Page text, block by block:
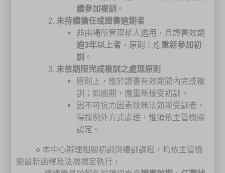
續參加複訓
。
未持續擔任或證書逾期者
非由場所管理權人遴用，且證書效期
逾3年以上者 ，原則上應重新參加初
訓
。
未依期限完成複訓之處理原則
原則上，應於證書有效期間內完成複
訓；如逾期，應重新接受初訓。
因不可抗力因素致無法如期受訓者，
得採例外方式處理，惟須依主管機關
認定。
🔹本中心辦理相關初訓與複訓課程，均依主管機
關最新函釋及法規規定執行，